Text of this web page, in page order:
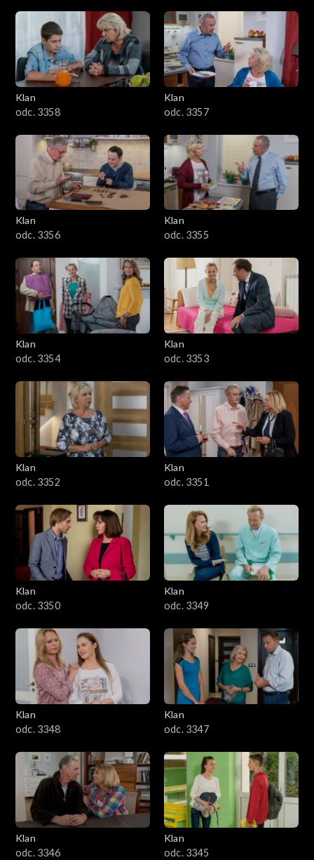
Klan
odc. 3358
Klan
odc. 3357
Klan
odc. 3356
Klan
odc. 3355
Klan
odc. 3354
Klan
odc. 3353
Klan
odc. 3352
Klan
odc. 3351
Klan
odc. 3350
Klan
odc. 3349
Klan
odc. 3348
Klan
odc. 3347
Klan
odc. 3346
Klan
odc. 3345